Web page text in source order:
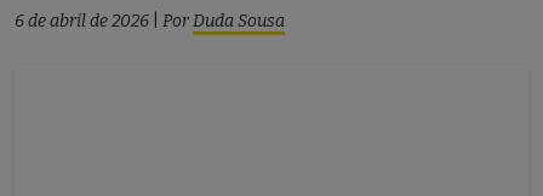
6 de abril de 2026 PorDuda Sousa